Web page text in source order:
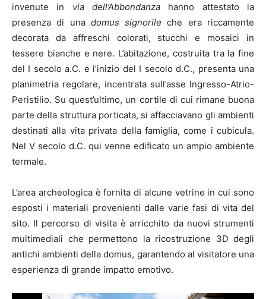
invenute in via dell’Abbondanza hanno attestato la
presenza di una domus signorileche era riccamente
decorata da affreschi colorati, stucchi e mosaici in
tessere bianche e nere. L’abitazione, costruita tra la fine
del I secolo a.C. e l’inizio del I secolo d.C., presenta una
planimetria regolare, incentrata sull’asse Ingresso-Atrio-
Peristilio. Su quest’ultimo, un cortile di cui rimane buona
parte della struttura porticata, si affacciavano gli ambienti
destinati alla vita privata della famiglia, come i cubicula.
Nel V secolo d.C. qui venne edificato un ampio ambiente
termale.
L’area archeologica è fornita di alcune vetrine in cui sono
esposti i materiali provenienti dalle varie fasi di vita del
sito. Il percorso di visita è arricchito da nuovi strumenti
multimediali che permettono la ricostruzione 3D degli
antichi ambienti della domus, garantendo al visitatore una
esperienza di grande impatto emotivo.